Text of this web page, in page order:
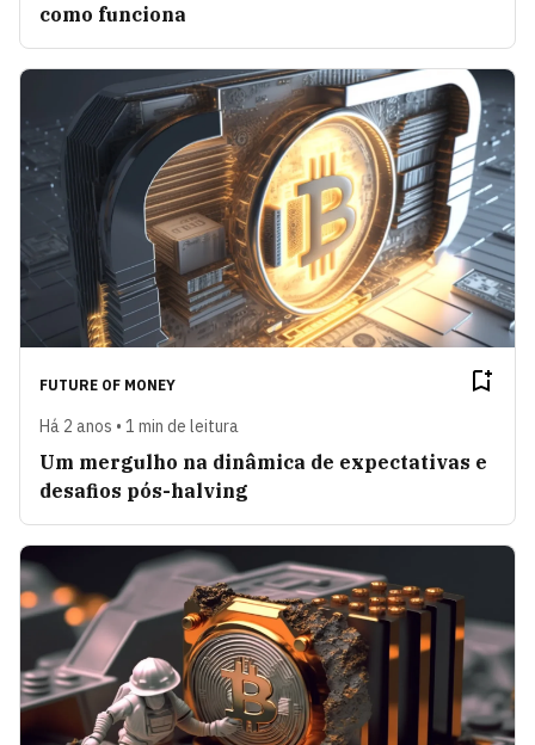
como funciona
FUTURE OF MONEY
Há 2 anos • 1 min de leitura
Um mergulho na dinâmica de expectativas e
desafios pós-halving